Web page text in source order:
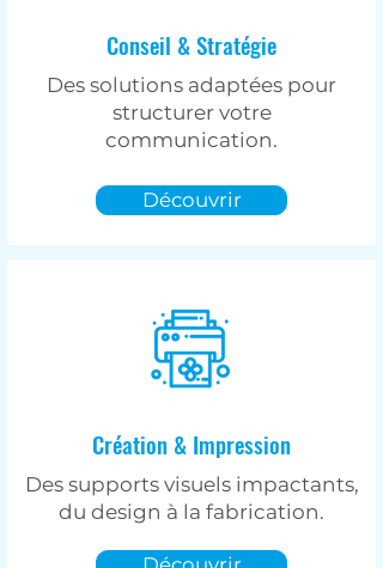
Conseil & Stratégie
Des solutions adaptées pour
structurer votre
communication.
Découvrir
Création & Impression
Des supports visuels impactants,
du design à la fabrication.